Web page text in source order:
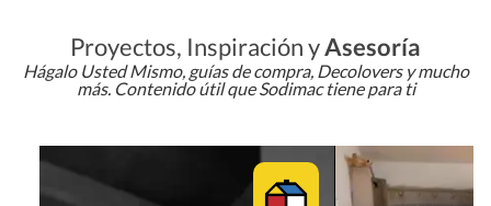
Proyectos, Inspiración yAsesoría
Hágalo Usted Mismo, guías de compra, Decolovers y mucho
más. Contenido útil que Sodimac tiene para ti